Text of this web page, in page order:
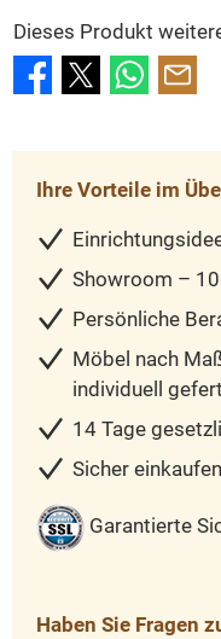
Dieses Produkt
Ihre Vorteile im
Showroom –
Persönliche
Möbel nach
individuell
14 Tage
Sicher
Garantierte
Haben Sie Fragen